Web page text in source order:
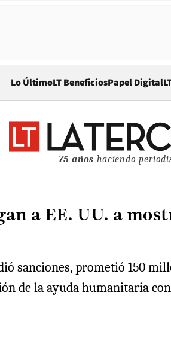
Lo ÚltimoLT BeneficiosPapel Digital
75 años haciendo
a EE. UU. a
sanciones, prometió 150
de la ayuda humanitaria